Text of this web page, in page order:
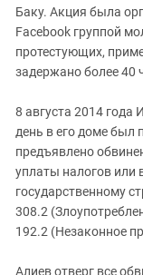
Баку. Акция была
Facebook группой
протестующих,
задержано более 40
8 августа 2014 года
день в его доме был
предъявлено
уплаты налогов или
государственному
308.2
192.2 (Незаконное
Алиев отверг все